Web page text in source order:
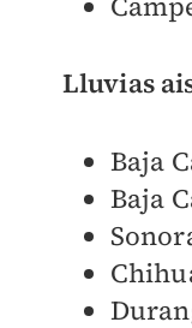
Lluvias
Baja
Baja